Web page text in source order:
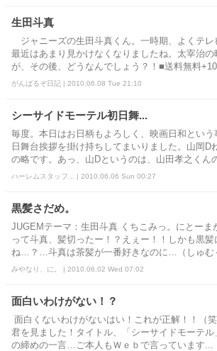
生田斗真
ジャニーズの生田斗真くん。一時期、よくテレ
最近はあまり見かけなくなりましたね。太宰治の
が、その後、どうなんでしょう？！■送料無料
がんばるぞ日記 | 2010.06.08 Tue 21:10
シーサイドモーテル初日舞...
毎度。本日はお日柄もよろしく、映画日和とい
日舞台挨拶を掛け持ちしてまいりました。山岡D
の略です。あっ、山Dというのは、山田孝之くん
ハーレムスタッフ... | 2010.06.06 Sun 00:27
黒髪さだめ。
JUGEMテーマ：生田斗真 くちこみっ。にとーま
って斗真、髪切ったー！？えぇー！！しかも黒
ね…？…斗真は茶髪が一番好きなのに…（しゅむ
みやなり、に。 | 2010.06.02 Wed 07:02
面白いわけがない！？
面白くないわけがないはい！これが正解！！（
君を見ました！タイトル、「シーサイドモーテ
の締めの一言…ご本人もＷｅｂで言っています...